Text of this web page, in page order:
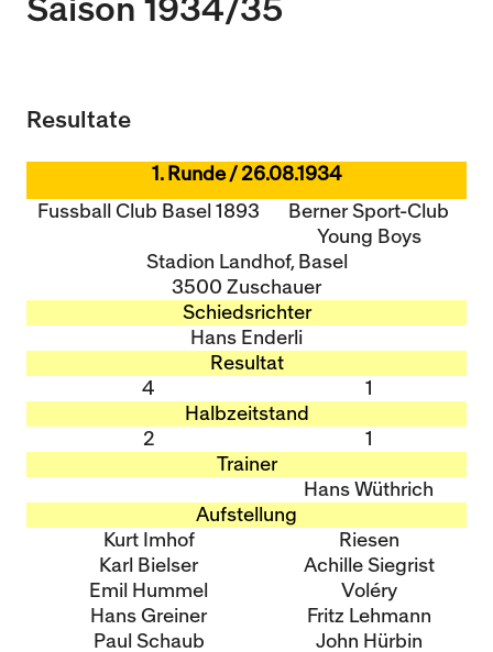
U15 - TOBE *
10:0
Biel - FU18 *
Thörishaus - FU15
12:1
Wyler - FU14
1:0
* = Testspiel / (C) = Cupspiel
Saison 1934/35
Resultate
1. Runde / 26.08.1934
Fussball Club Basel 1893
Berner Sport-Club
Young Boys
Stadion Landhof, Basel
3500 Zuschauer
Schiedsrichter
Hans Enderli
Resultat
4
1
Halbzeitstand
2
1
Trainer
Hans Wüthrich
Aufstellung
Kurt Imhof
Karl Bielser
Emil Hummel
Hans Greiner
Paul Schaub
Riesen
Achille Siegrist
Voléry
Fritz Lehmann
John Hürbin